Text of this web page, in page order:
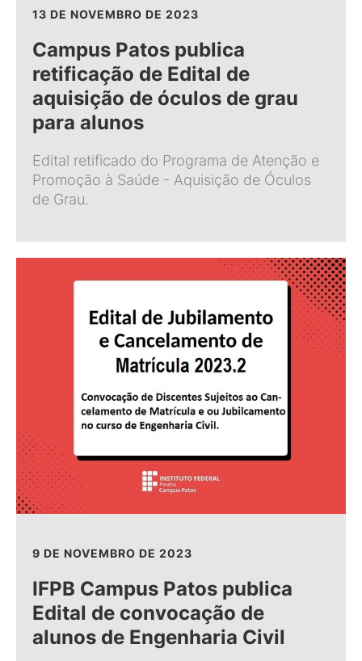
13 DE NOVEMBRO DE 2023
Campus Patos publica
retificação de Edital de
aquisição de óculos de grau
para alunos
Edital retificado do Programa de Atenção e
Promoção à Saúde - Aquisição de Óculos
de Grau.
9 DE NOVEMBRO DE 2023
IFPB Campus Patos publica
Edital de convocação de
alunos de Engenharia Civil